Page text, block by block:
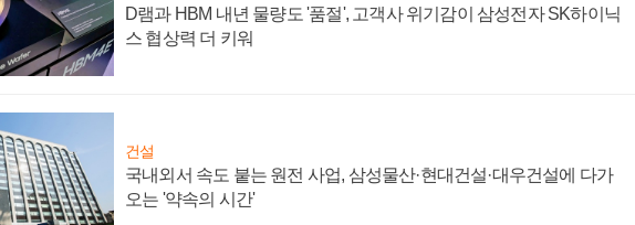
D램과 HBM 내년 물량도 '품절', 고객사 위기감이 삼성전자 SK하이닉
스 협상력 더 키워
건설
국내외서 속도 붙는 원전 사업, 삼성물산·현대건설·대우건설에 다가
오는 '약속의 시간'